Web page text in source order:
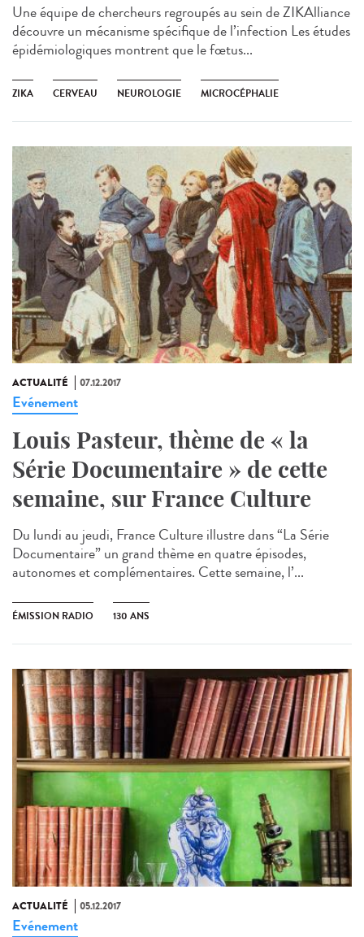
Une équipe de chercheurs regroupés au sein de ZIKAlliance
découvre un mécanisme spécifique de l’infection Les études
épidémiologiques montrent que le fœtus...
ZIKA CERVEAU NEUROLOGIE MICROCÉPHALIE
ACTUALITÉ 07.12.2017
Evénement
Louis Pasteur, thème de « la
Série Documentaire » de cette
semaine, sur France Culture
Du lundi au jeudi, France Culture illustre dans “La Série
Documentaire” un grand thème en quatre épisodes,
autonomes et complémentaires. Cette semaine, l’...
ÉMISSION RADIO 130 ANS
ACTUALITÉ 05.12.2017
Evénement